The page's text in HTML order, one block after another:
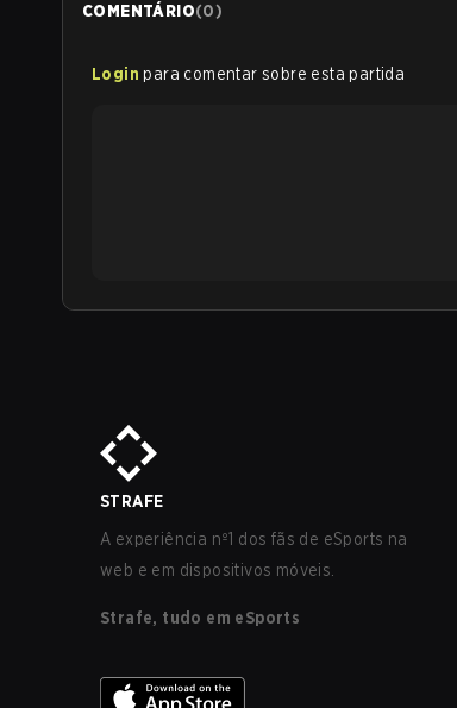
COMENTÁRIO(0)
Login para comentar sobre esta partida
STRAFE
A experiência nº1 dos fãs de eSports na
web e em dispositivos móveis.
Strafe, tudo em eSports